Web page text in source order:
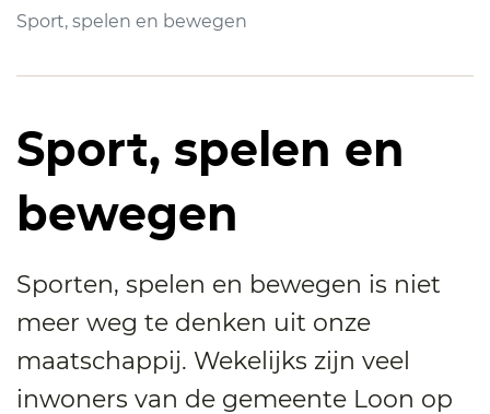
Sport, spelen en bewegen
Sport, spelen en
bewegen
Sporten, spelen en bewegen is niet
meer weg te denken uit onze
maatschappij. Wekelijks zijn veel
inwoners van de gemeente Loon op